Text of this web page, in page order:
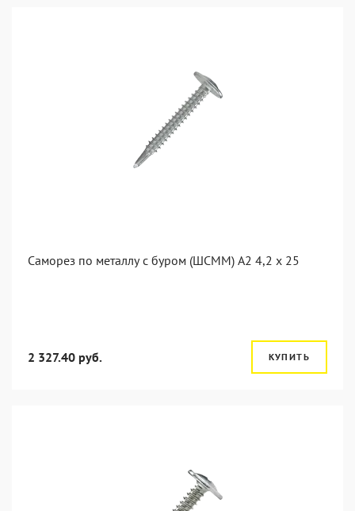
Саморез по металлу с буром (ШСММ) А2 4,2 x 25
2 327.40 руб. КУПИТЬ